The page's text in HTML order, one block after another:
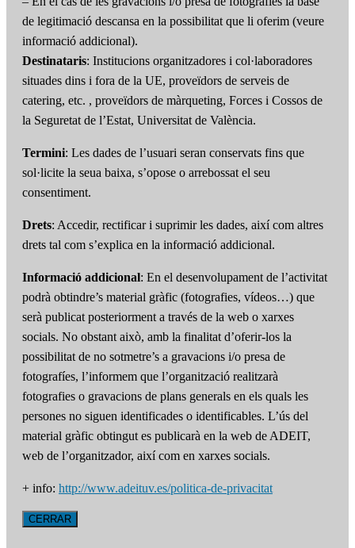
de legitimació descansa en la possibilitat que li oferim (veure
informació addicional).
Destinataris: Institucions organitzadores i col·laboradores
situades dins i fora de la UE, proveïdors de serveis de
catering, etc. , proveïdors de màrqueting, Forces i Cossos de
la Seguretat de l’Estat, Universitat de València.
Termini: Les dades de l’usuari seran conservats fins que
sol·licite la seua baixa, s’opose o arrebossat el seu
consentiment.
Drets: Accedir, rectificar i suprimir les dades, així com altres
drets tal com s’explica en la informació addicional.
Informació addicional: En el desenvolupament de l’activitat
podrà obtindre’s material gràfic (fotografies, vídeos…) que
serà publicat posteriorment a través de la web o xarxes
socials. No obstant això, amb la finalitat d’oferir-los la
possibilitat de no sotmetre’s a gravacions i/o presa de
fotografíes, l’informem que l’organització realitzarà
fotografies o gravacions de plans generals en els quals les
persones no siguen identificades o identificables. L’ús del
material gràfic obtingut es publicarà en la web de ADEIT,
web de l’organitzador, així com en xarxes socials.
+ info: http://www.adeituv.es/politica-de-privacitat
CERRAR